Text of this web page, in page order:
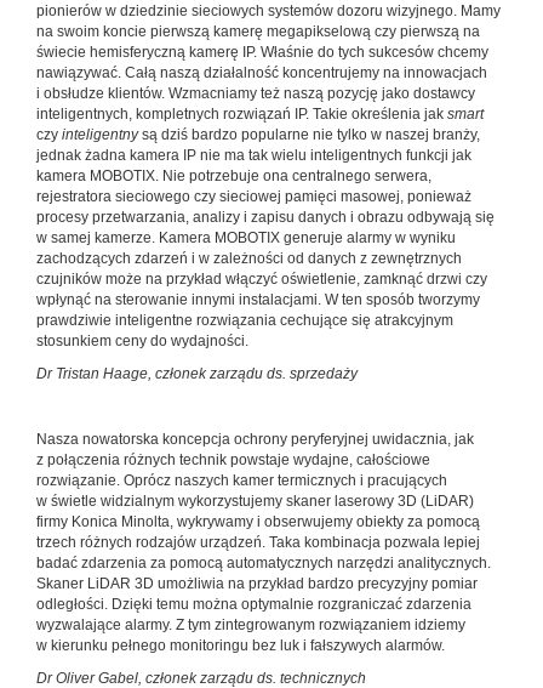
pionierów w dziedzinie sieciowych systemów dozoru wizyjnego. Mamy
na swoim koncie pierwszą kamerę megapikselową czy pierwszą na
świecie hemisferyczną kamerę IP. Właśnie do tych sukcesów chcemy
nawiązywać. Całą naszą działalność koncentrujemy na innowacjach
i obsłudze klientów. Wzmacniamy też naszą pozycję jako dostawcy
inteligentnych, kompletnych rozwiązań IP. Takie określenia jak smart
czy inteligentnysą dziś bardzo popularne nie tylko w naszej branży,
jednak żadna kamera IP nie ma tak wielu inteligentnych funkcji jak
kamera MOBOTIX. Nie potrzebuje ona centralnego serwera,
rejestratora sieciowego czy sieciowej pamięci masowej, ponieważ
procesy przetwarzania, analizy i zapisu danych i obrazu odbywają się
w samej kamerze. Kamera MOBOTIX generuje alarmy w wyniku
zachodzących zdarzeń i w zależności od danych z zewnętrznych
czujników może na przykład włączyć oświetlenie, zamknąć drzwi czy
wpłynąć na sterowanie innymi instalacjami. W ten sposób tworzymy
prawdziwie inteligentne rozwiązania cechujące się atrakcyjnym
stosunkiem ceny do wydajności.
Dr Tristan Haage, członek zarządu ds. sprzedaży
Nasza nowatorska koncepcja ochrony peryferyjnej uwidacznia, jak
z połączenia różnych technik powstaje wydajne, całościowe
rozwiązanie. Oprócz naszych kamer termicznych i pracujących
w świetle widzialnym wykorzystujemy skaner laserowy 3D (LiDAR)
firmy Konica Minolta, wykrywamy i obserwujemy obiekty za pomocą
trzech różnych rodzajów urządzeń. Taka kombinacja pozwala lepiej
badać zdarzenia za pomocą automatycznych narzędzi analitycznych.
Skaner LiDAR 3D umożliwia na przykład bardzo precyzyjny pomiar
odległości. Dzięki temu można optymalnie rozgraniczać zdarzenia
wyzwalające alarmy. Z tym zintegrowanym rozwiązaniem idziemy
w kierunku pełnego monitoringu bez luk i fałszywych alarmów.
Dr Oliver Gabel, członek zarządu ds. technicznych